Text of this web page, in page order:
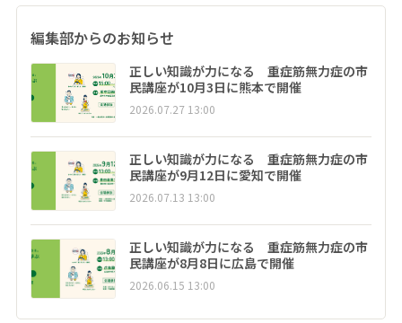
編集部からのお知らせ
正しい知識が力になる 重症筋無力症の市
民講座が10月3日に熊本で開催
2026.07.27 13:00
正しい知識が力になる 重症筋無力症の市
民講座が9月12日に愛知で開催
2026.07.13 13:00
正しい知識が力になる 重症筋無力症の市
民講座が8月8日に広島で開催
2026.06.15 13:00